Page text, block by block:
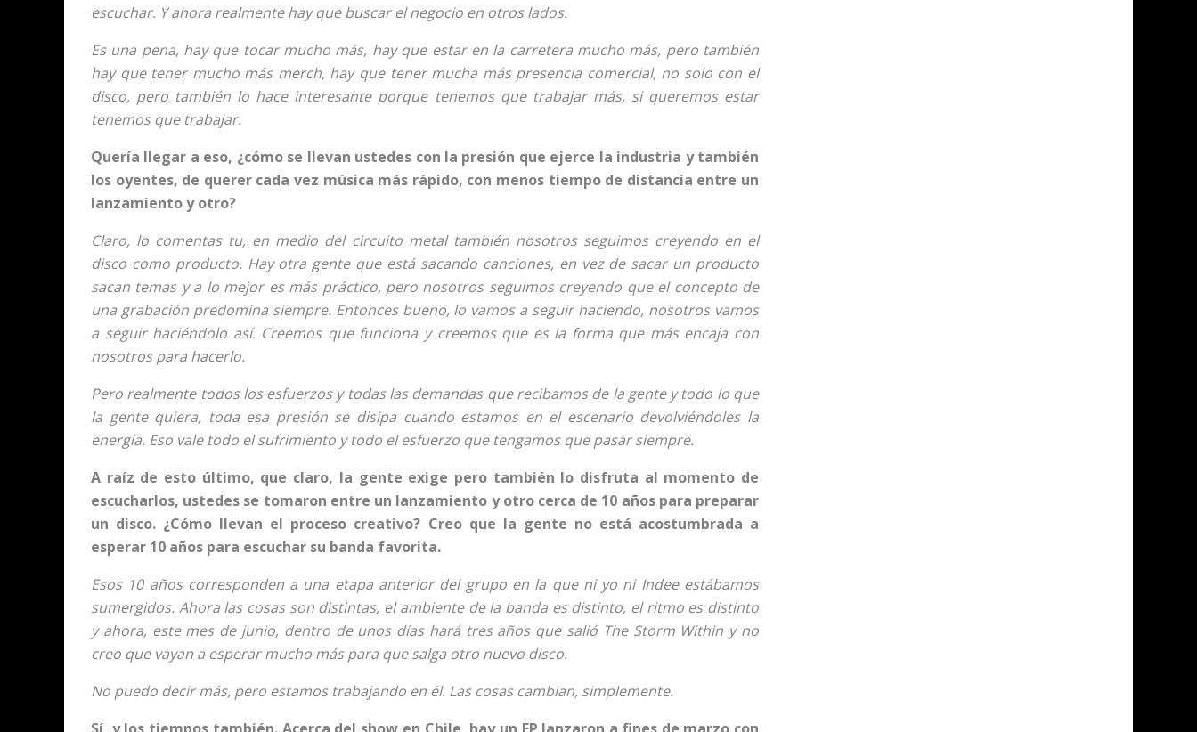
escuchar. Y ahora realmente hay que buscar el negocio en otros lados.
Es una pena, hay que tocar mucho más, hay que estar en la carretera mucho más, pero también
hay que tener mucho más merch, hay que tener mucha más presencia comercial, no solo con el
disco, pero también lo hace interesante porque tenemos que trabajar más, si queremos estar
tenemos que trabajar.
Quería llegar a eso, ¿cómo se llevan ustedes con la presión que ejerce la industria y también
los oyentes, de querer cada vez música más rápido, con menos tiempo de distancia entre un
lanzamiento y otro?
Claro, lo comentas tu, en medio del circuito metal también nosotros seguimos creyendo en el
disco como producto. Hay otra gente que está sacando canciones, en vez de sacar un producto
sacan temas y a lo mejor es más práctico, pero nosotros seguimos creyendo que el concepto de
una grabación predomina siempre. Entonces bueno, lo vamos a seguir haciendo, nosotros vamos
a seguir haciéndolo así. Creemos que funciona y creemos que es la forma que más encaja con
nosotros para hacerlo.
Pero realmente todos los esfuerzos y todas las demandas que recibamos de la gente y todo lo que
la gente quiera, toda esa presión se disipa cuando estamos en el escenario devolviéndoles la
energía. Eso vale todo el sufrimiento y todo el esfuerzo que tengamos que pasar siempre.
A raíz de esto último, que claro, la gente exige pero también lo disfruta al momento de
escucharlos, ustedes se tomaron entre un lanzamiento y otro cerca de 10 años para preparar
un disco. ¿Cómo llevan el proceso creativo? Creo que la gente no está acostumbrada a
esperar 10 años para escuchar su banda favorita.
Esos 10 años corresponden a una etapa anterior del grupo en la que ni yo ni Indee estábamos
sumergidos. Ahora las cosas son distintas, el ambiente de la banda es distinto, el ritmo es distinto
y ahora, este mes de junio, dentro de unos días hará tres años que salió The Storm Within y no
creo que vayan a esperar mucho más para que salga otro nuevo disco.
No puedo decir más, pero estamos trabajando en él. Las cosas cambian, simplemente.